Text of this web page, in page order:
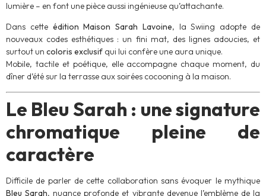
lumière – en font une pièce aussi ingénieuse qu’attachante.
Dans cette édition Maison Sarah Lavoine, la Swiing adopte de
nouveaux codes esthétiques : un fini mat, des lignes adoucies, et
surtout un coloris exclusif qui lui confère une aura unique.
Mobile, tactile et poétique, elle accompagne chaque moment, du
dîner d’été sur la terrasse aux soirées cocooning à la maison.
Le Bleu Sarah : une signature
chromatique pleine de
caractère
Difficile de parler de cette collaboration sans évoquer le mythique
Bleu Sarah, nuance profonde et vibrante devenue l’emblème de la